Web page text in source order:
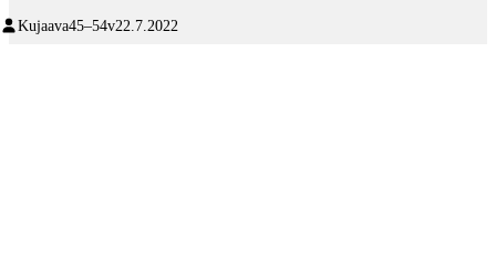
Kujaava45–54v22.7.2022